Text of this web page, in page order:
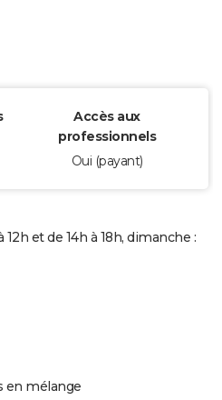
Accès aux
professionnels
Oui (payant)
et de 14h à 18h, dimanche :
en mélange